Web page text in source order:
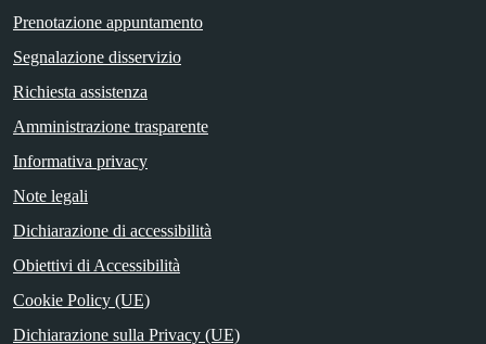
Prenotazione appuntamento
Segnalazione disservizio
Richiesta assistenza
Amministrazione trasparente
Informativa privacy
Note legali
Dichiarazione di accessibilità
Obiettivi di Accessibilità
Cookie Policy (UE)
Dichiarazione sulla Privacy (UE)